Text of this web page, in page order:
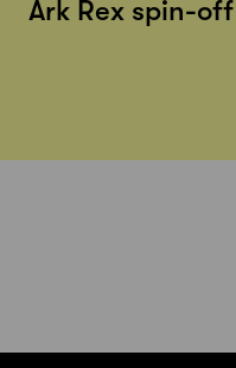
Ark Rex spin-